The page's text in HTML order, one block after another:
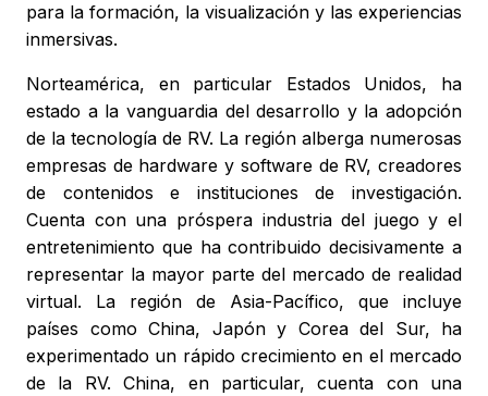
para la formación, la visualización y las experiencias
inmersivas.
Norteamérica, en particular Estados Unidos, ha
estado a la vanguardia del desarrollo y la adopción
de la tecnología de RV. La región alberga numerosas
empresas de hardware y software de RV, creadores
de contenidos e instituciones de investigación.
Cuenta con una próspera industria del juego y el
entretenimiento que ha contribuido decisivamente a
representar la mayor parte del mercado de realidad
virtual. La región de Asia-Pacífico, que incluye
países como China, Japón y Corea del Sur, ha
experimentado un rápido crecimiento en el mercado
de la RV. China, en particular, cuenta con una